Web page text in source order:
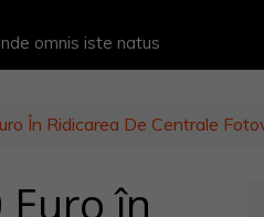
omnis iste natus
În Ridicarea De Centrale
în